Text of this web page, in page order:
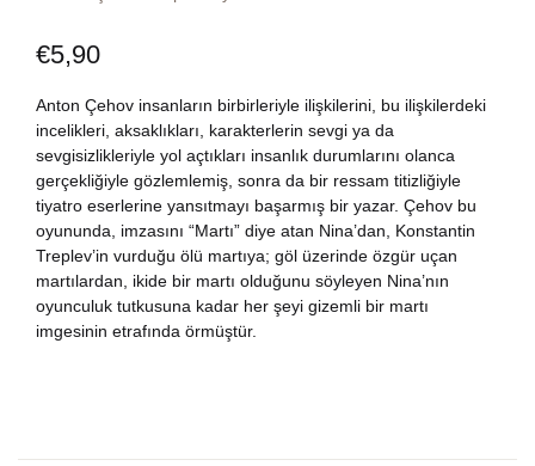
Edebiyat
Felsefe
Fransızca
Ingilizce
Kitap Siparişi
Sepetim
Bize Ulaşın
TR
DE
€5,90
Anton Çehov insanların birbirleriyle ilişkilerini, bu ilişkilerdeki
incelikleri, aksaklıkları, karakterlerin sevgi ya da
sevgisizlikleriyle yol açtıkları insanlık durumlarını olanca
gerçekliğiyle gözlemlemiş, sonra da bir ressam titizliğiyle
tiyatro eserlerine yansıtmayı başarmış bir yazar. Çehov bu
oyununda, imzasını “Martı” diye atan Nina’dan, Konstantin
Treplev’in vurduğu ölü martıya; göl üzerinde özgür uçan
martılardan, ikide bir martı olduğunu söyleyen Nina’nın
oyunculuk tutkusuna kadar her şeyi gizemli bir martı
imgesinin etrafında örmüştür.